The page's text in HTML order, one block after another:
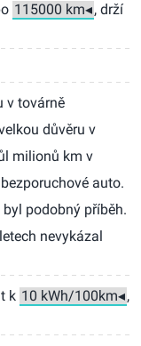
, drží
v továrně
důvěru v
milionů km v
auto.
podobný příběh.
nevykázal
k
,